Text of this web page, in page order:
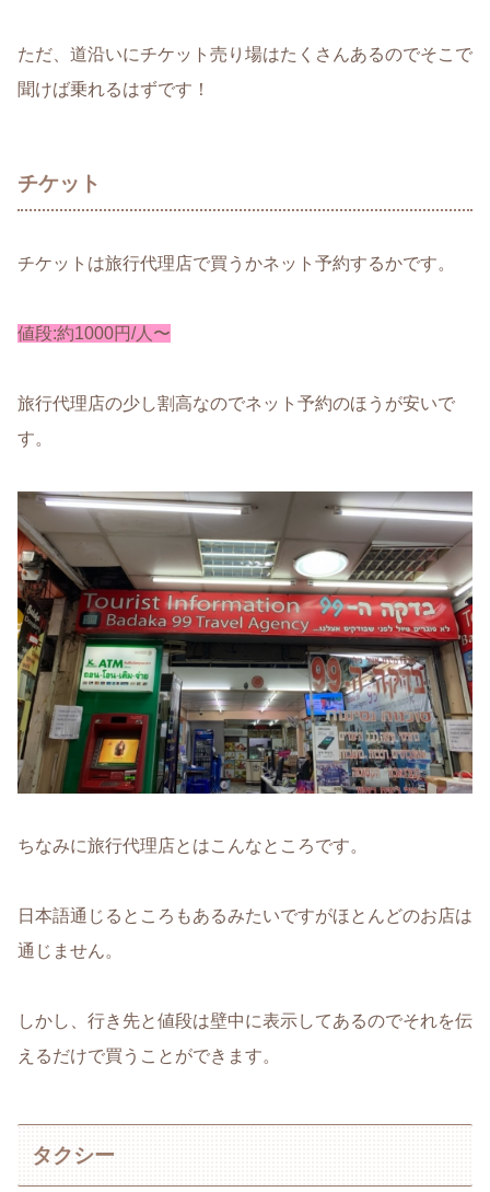
ただ、道沿いにチケット売り場はたくさんあるのでそこで
聞けば乗れるはずです！
チケット
チケットは旅行代理店で買うかネット予約するかです。
値段:約1000円/人〜
旅行代理店の少し割高なのでネット予約のほうが安いで
す。
ちなみに旅行代理店とはこんなところです。
日本語通じるところもあるみたいですがほとんどのお店は
通じません。
しかし、行き先と値段は壁中に表示してあるのでそれを伝
えるだけで買うことができます。
タクシー